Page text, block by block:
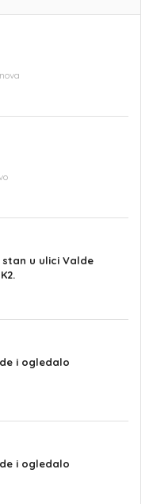
u ulici Valde
i ogledalo
i ogledalo